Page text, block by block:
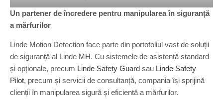
Un partener de încredere pentru manipularea în siguranță
a mărfurilor
Linde Motion Detection face parte din portofoliul vast de soluții
de siguranță al Linde MH. Cu sistemele de asistență standard
și opționale, precum Linde Safety Guard sau Linde Safety
Pilot, precum și servicii de consultanță, compania își sprijină
clienții în manipularea sigură și eficientă a mărfurilor.